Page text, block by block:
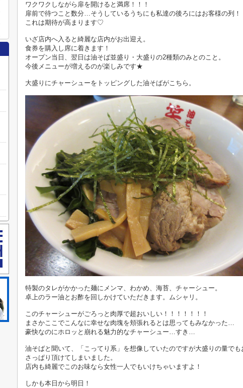
ワクワクしながら扉を開けると満席！！！
扉前で待つこと数分…そうしているうちにも私達の後ろにはお客様の列！
これは期待が高まります♡
いざ店内へ入ると綺麗な店内がお出迎え。
食券を購入し席に着きます！
オープン当日、翌日は油そば並盛り・大盛りの2種類のみとのこと。
今後メニューが増えるのが楽しみです★
大盛りにチャーシューをトッピングした油そばがこちら。
特製のタレがかかった麺にメンマ、わかめ、海苔、チャーシュー。
卓上のラー油とお酢を回しかけていただきます。ムシャリ。
このチャーシューがごろっと肉厚で超おいしい！！！！！！！
まさかここでこんなに幸せな肉塊を頬張れるとは思ってもみなかった…
豪快なのにホロッと崩れる魅力的なチャーシュー…すき…
油そばと聞いて、「こってり系」を想像していたのですが大盛りの量でも
さっぱり頂けてしまいました。
店内も綺麗でこのお味なら女性一人でもいけちゃいますよ！
しかも本日から明日！